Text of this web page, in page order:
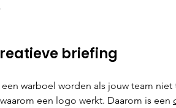
briefing
warboel worden als jouw team
een logo werkt. Daarom is een